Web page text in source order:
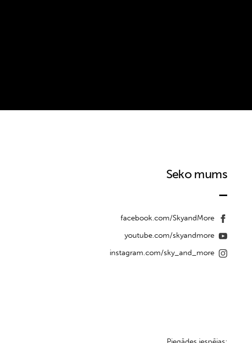
Seko mums
facebook.com/SkyandMore
youtube.com/skyandmore
instagram.com/sky_and_more